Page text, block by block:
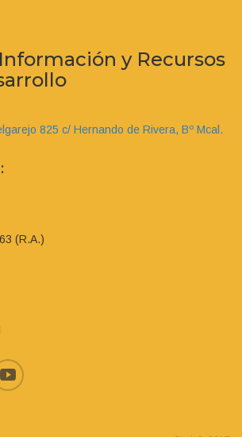
y Recursos
825 c/ Hernando de Rivera, Bº Mcal.
(R.A.)